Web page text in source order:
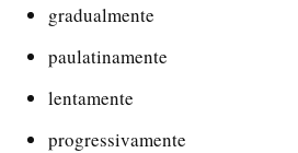
gradualmente
paulatinamente
lentamente
progressivamente